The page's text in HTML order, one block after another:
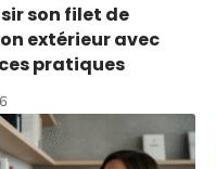
son filet de
extérieur avec
pratiques